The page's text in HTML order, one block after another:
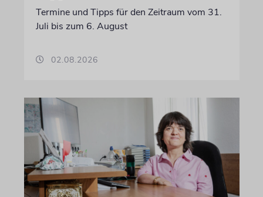
Termine und Tipps für den Zeitraum vom 31.
Juli bis zum 6. August
02.08.2026